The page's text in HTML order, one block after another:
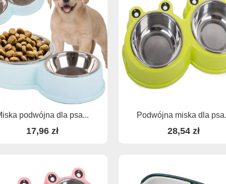
podwójna dla psa...
17,96 zł
Podwójna miska dla
28,54 zł